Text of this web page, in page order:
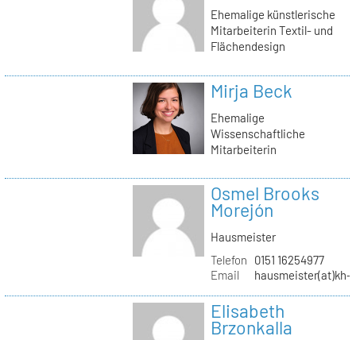
Ehemalige künstlerische
Mitarbeiterin Textil- und
Flächendesign
Mirja Beck
Ehemalige
Wissenschaftliche
Mitarbeiterin
Osmel Brooks
Morejón
Hausmeister
Telefon
0151 16254977
Email
hausmeister(at)kh-
Elisabeth
Brzonkalla